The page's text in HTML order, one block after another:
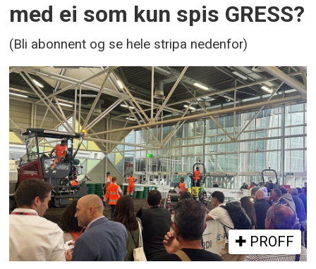
med ei som kun spis GRESS?
(Bli abonnent og se hele stripa nedenfor)
PROFF